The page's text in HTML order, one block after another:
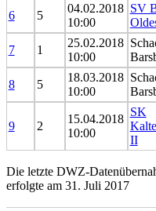
6 5
04.02.2018
10:00
SV
7 1
25.02.2018
10:00
8 5
18.03.2018
10:00
9 2
15.04.2018
10:00
SK
II
Die letzte DWZ-
erfolgte am 31. Juli 2017